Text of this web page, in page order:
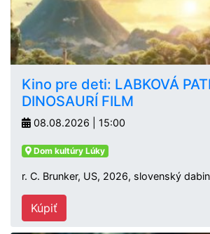
Kino pre deti: LABKOVÁ
DINOSAURÍ FILM
08.08.2026 | 15:00
Dom kultúry Lúky
r. C. Brunker, US, 2026, slovenský
Kúpiť